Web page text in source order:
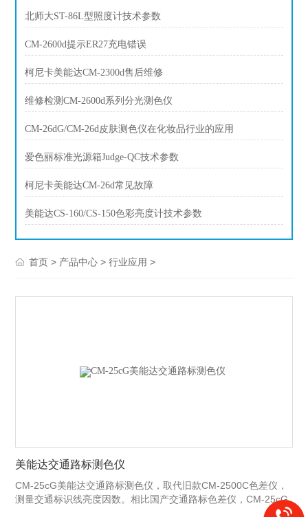
北师大ST-86L型照度计技术参数
CM-2600d提示ER27充电错误
柯尼卡美能达CM-2300d售后维修
维修检测CM-2600d系列分光测色仪
CM-26dG/CM-26d皮肤测色仪在化妆品行业的应用
爱色丽标准光源箱Judge-QC技术参数
柯尼卡美能达CM-26d常见故障
美能达CS-160/CS-150色彩亮度计技术参数
首页 > 产品中心 >行业应用 >
美能达交通路标测色仪
CM-25cG美能达交通路标测色仪，取代旧款CM-2500C色差仪，
测量交通标识线亮度因数。相比国产交通路标色差仪，CM-25cG